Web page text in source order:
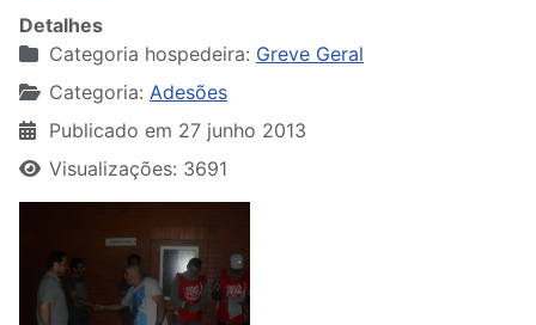
Detalhes
Categoria hospedeira: Greve Geral
Categoria: Adesões
Publicado em 27 junho 2013
Visualizações: 3691